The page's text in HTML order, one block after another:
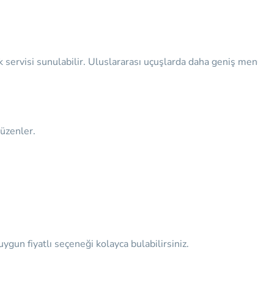
servisi sunulabilir. Uluslararası uçuşlarda daha geniş
fiyatlı seçeneği kolayca bulabilirsiniz.